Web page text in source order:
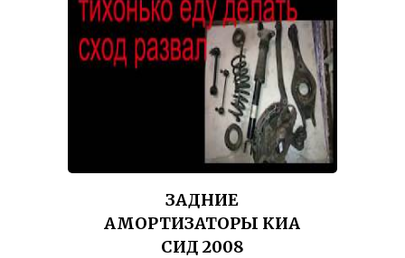
ЗАДНИЕ
АМОРТИЗАТОРЫ КИА
СИД 2008